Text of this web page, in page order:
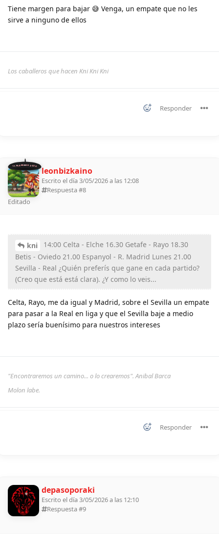
Tiene margen para bajar 😅 Venga, un empate que no les
sirve a ninguno de ellos
Los caballeros que hacen Kni Kni Kni
Responder
11 ALDEANOS 2026 leonbizkaino
Escrito el día 3/05/2026 a las 12:08
Respuesta #8
Editado
kni
14:00 Celta - Elche 16.30 Getafe - Rayo 18.30
Betis - Oviedo 21.00 Espanyol - R. Madrid Lunes 21.00
Sevilla - Real ¿Quién preferís que gane en cada partido?
(Creo que está está clara). ¿Y como lo veis...
Celta, Rayo, me da igual y Madrid, sobre el Sevilla un empate
para pasar a la Real en liga y que el Sevilla baje a medio
plazo sería buenísimo para nuestros intereses
"Encontraremos un camino... o lo crearemos". Anibal Barca
Molon labe.
Responder
depasoporaki
Escrito el día 3/05/2026 a las 12:10
Respuesta #9